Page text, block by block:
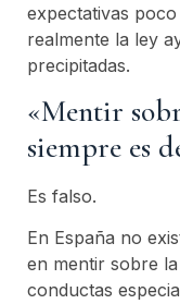
expectativas
realmente la ley
precipitadas.
«Mentir
siempre es
Es falso.
En España no
en mentir sobre
conductas